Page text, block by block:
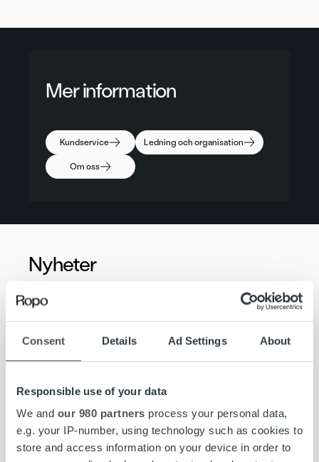
Consent Details Ad Settings About
Responsible use of your data
We and our 980 partners process your personal data,
e.g. your IP-number, using technology such as cookies to
store and access information on your device in order to
Mer information
Kundservice Ledning och organisation
Om oss
Nyheter